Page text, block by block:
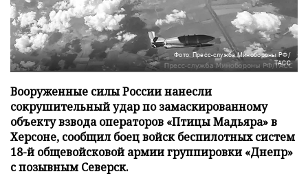
Фото: Пресс-служба Минобороны РФ/
ТАСС
Вооруженные силы России нанесли
сокрушительный удар по замаскированному
объекту взвода операторов «Птицы Мадьяра» в
Херсоне, сообщил боец войск беспилотных систем
18-й общевойсковой армии группировки «Днепр»
с позывным Северск.